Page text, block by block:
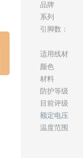
品牌
系列
引脚数：
适用线材
颜色
材料
防护等级
目前评级
额定电压
温度范围